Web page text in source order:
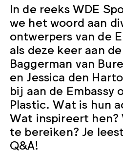
In de reeks WDE
we het woord aan
ontwerpers van de
als deze keer aan
Baggerman van
en Jessica den
bij aan de Embassy
Plastic. Wat is hun
Wat inspireert hen?
te bereiken? Je
Q&A!